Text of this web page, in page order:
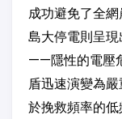
成功避免了全
島大停電則呈
——隱性的電壓
盾迅速演變為
於挽救頻率的